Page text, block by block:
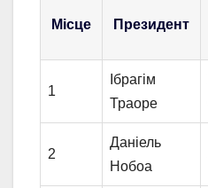
Місце Президент
1
Ібрагім
Траоре
2
Даніель
Нобоа